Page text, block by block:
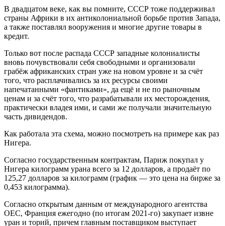
В двадцатом веке, как вы помните, СССР тоже поддерживал
страны Африки в их антиколониальной борьбе против Запада,
а также поставлял вооружения и многие другие товары в
кредит.
Только вот после распада СССР западные колониалисты
вновь почувствовали себя свободными и организовали
грабёж африканских стран уже на новом уровне и за счёт
того, что расплачивались за их ресурсы своими
напечатанными «фантиками», да ещё и не по рыночным
ценам и за счёт того, что разрабатывали их месторождения,
практически владея ими, и сами же получали значительную
часть дивидендов.
Как работала эта схема, можно посмотреть на примере как раз
Нигера.
Согласно государственным контрактам, Париж покупал у
Нигера килограмм урана всего за 12 долларов, а продаёт по
125,27 долларов за килограмм (график — это цена на бирже за
0,453 килограмма).
Согласно открытым данным от международного агентства
OEC, Франция ежегодно (по итогам 2021-го) закупает извне
уран и торий, причем главным поставщиком выступает